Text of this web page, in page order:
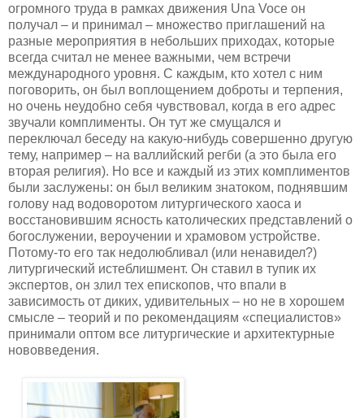
огромного труда в рамках движения Una Voce он
получал – и принимал – множество приглашений на
разные мероприятия в небольших приходах, которые
всегда считал не менее важными, чем встречи
международного уровня. С каждым, кто хотел с ним
поговорить, он был воплощением доброты и терпения,
но очень неудобно себя чувствовал, когда в его адрес
звучали комплименты. Он тут же смущался и
переключал беседу на какую-нибудь совершенно другую
тему, например – на валлийский регби (а это была его
вторая религия). Но все и каждый из этих комплиментов
были заслужены: он был великим знатоком, поднявшим
голову над водоворотом литургического хаоса и
восстановившим ясность католических представлений о
богослужении, вероучении и храмовом устройстве.
Потому-то его так недолюбливал (или ненавидел?)
литургический истеблишмент. Он ставил в тупик их
экспертов, он злил тех епископов, что впали в
зависимость от диких, удивительных – но не в хорошем
смысле – теорий и по рекомендациям «специалистов»
принимали оптом все литургические и архитектурные
нововведения.